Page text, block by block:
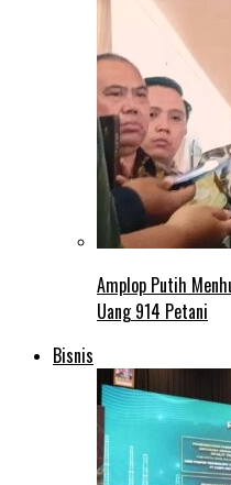
Amplop Putih
Uang 914 Petani
Bisnis